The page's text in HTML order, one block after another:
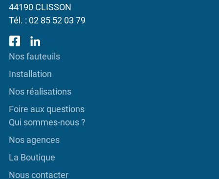
44190 CLISSON
Tél. : 02 85 52 03 79
Nos fauteuils
Installation
Nos réalisations
Foire aux questions
Qui sommes-nous ?
Nos agences
La Boutique
Nous contacter